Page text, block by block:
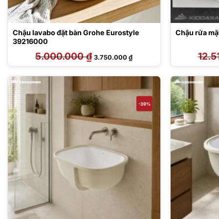
Chậu lavabo đặt bàn Grohe Eurostyle
39216000
5.000.000₫ Giá
gốc
là:
3.750.000₫Giá
hiện
tại
3.750.000 ₫.
Chậu rửa
-39%